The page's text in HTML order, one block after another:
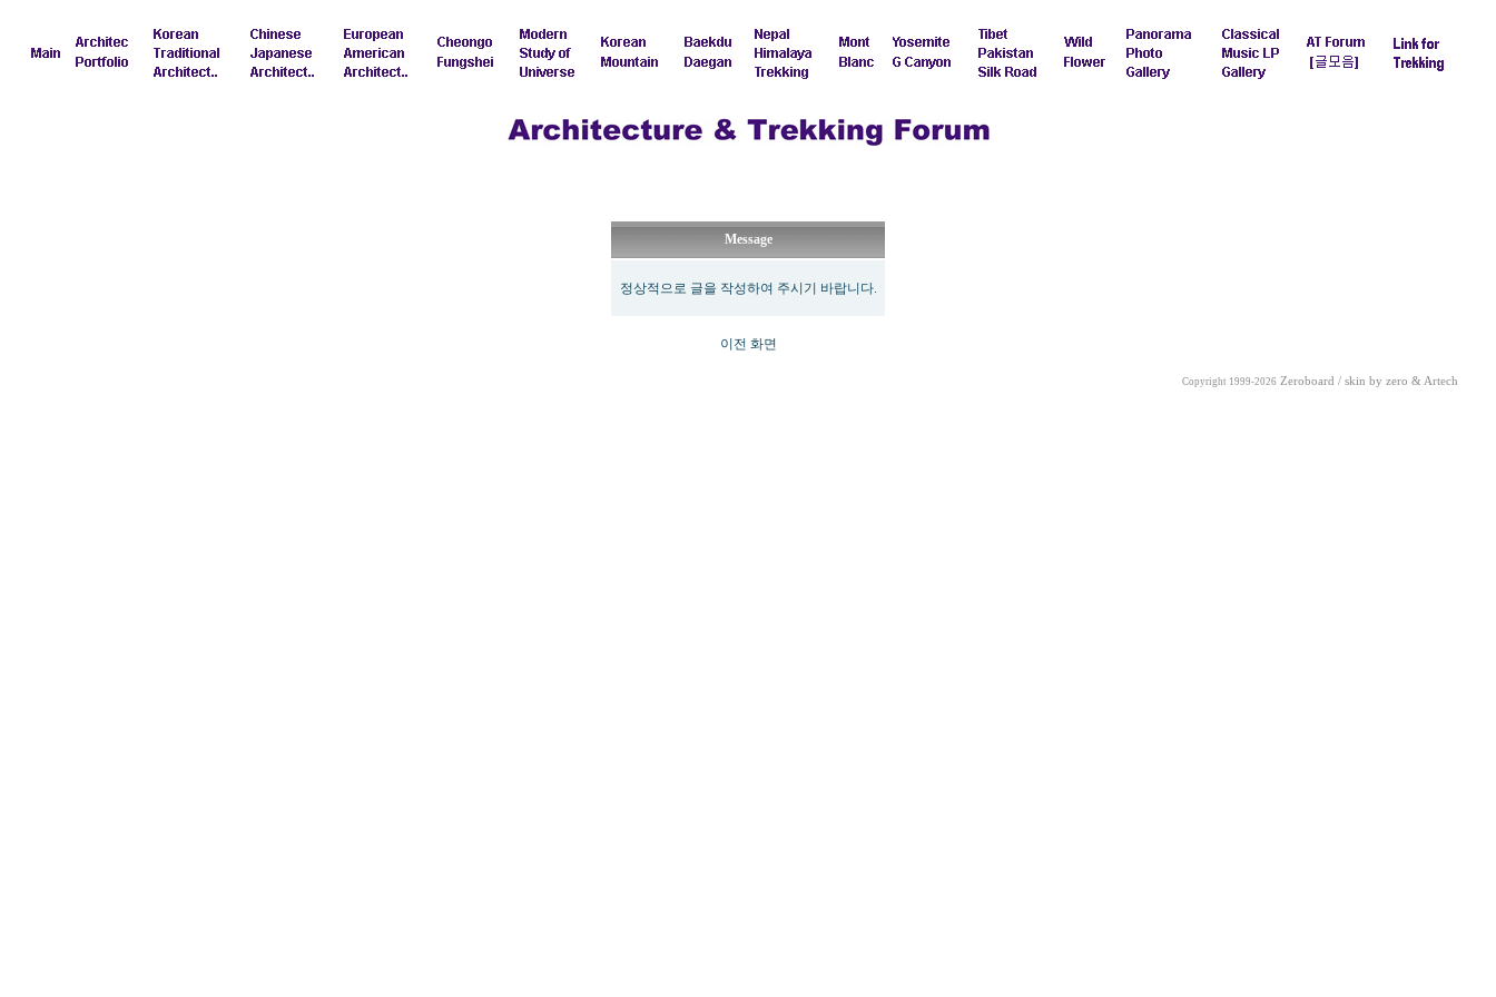
Message
정상적으로 글을 작성하여 주시기 바랍니다.
이전 화면
Copyright 1999-2026 Zeroboard / skin by zero & Artech